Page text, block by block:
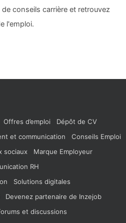
conseils carrière et retrouvez
l'emploi.
Offres d’emploi
Dépôt de CV
et communication
Conseils Emploi
sociaux
Marque Employeur
RH
Solutions digitales
Devenez partenaire de Inzejob
et discussions